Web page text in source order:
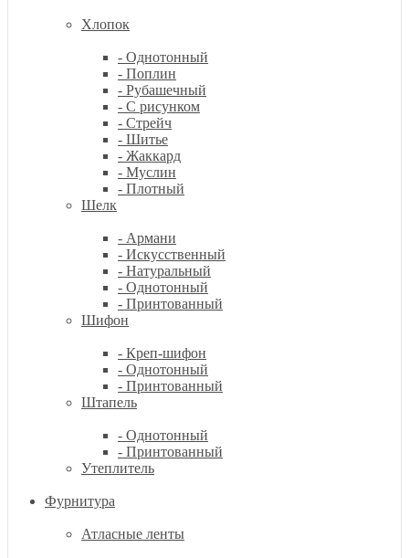
Хлопок
- Однотонный
- Поплин
- Рубашечный
- С рисунком
- Стрейч
- Шитье
- Жаккард
- Муслин
- Плотный
Шелк
- Армани
- Искусственный
- Натуральный
- Однотонный
- Принтованный
Шифон
- Креп-шифон
- Однотонный
- Принтованный
Штапель
- Однотонный
- Принтованный
Утеплитель
Фурнитура
Атласные ленты